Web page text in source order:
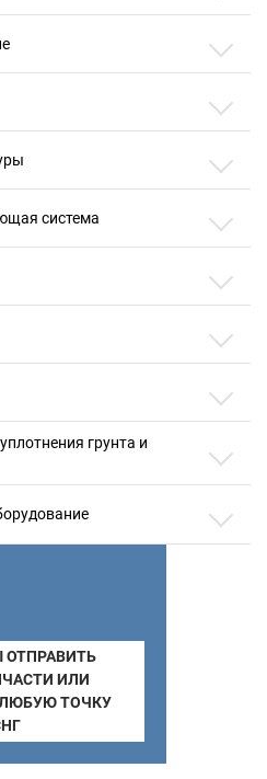
система
грунта и
ИЛИ
ТОЧКУ